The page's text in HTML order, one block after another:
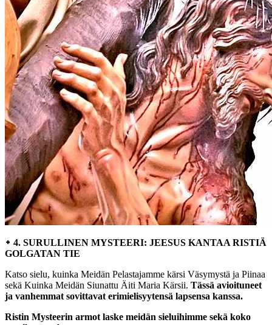
᛭ 4. SURULLINEN MYSTEERI: JEESUS KANTAA RISTIÄ
GOLGATAN TIE
Katso sielu, kuinka Meidän Pelastajamme kärsi Väsymystä ja Piinaa
sekä Kuinka Meidän Siunattu Äiti Maria Kärsii. Tässä avioituneet
ja vanhemmat sovittavat erimielisyytensä lapsensa kanssa.
Ristin Mysteerin armot laske meidän sieluihimme sekä koko